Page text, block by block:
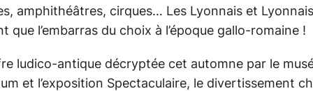
amphithéâtres, cirques… Les Lyonnais et
que l’embarras du choix à l’époque gallo-romaine !
ludico-antique décryptée cet automne par le
et l’exposition Spectaculaire, le divertissement